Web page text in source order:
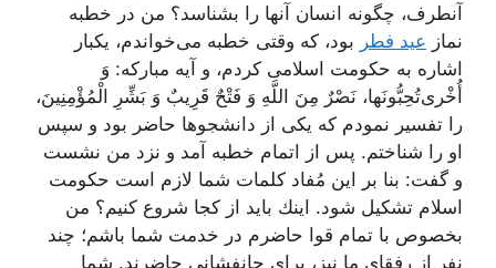
آنطرف، چگونه انسان آنها را بشناسد؟ من در خطبه
نماز عید فطر بود، كه وقتى خطبه مى‌خواندم، یكبار
اشاره به حكومت اسلامى كردم، و آیه مباركه: وَ
أُخْرى‌تُحِبُّونَها، نَصْرٌ مِنَ اللَّهِ وَ فَتْحٌ قَرِيبٌ وَ بَشِّرِ الْمُؤْمِنِينَ‌،
را تفسیر نمودم كه یكى از دانشجوها حاضر بود و سپس
او را شناختم. پس از اتمام خطبه آمد و نزد من نشست
و گفت: بنا بر این مُفاد كلمات شما لازم است حكومت
اسلام تشكیل شود. اینك باید از كجا شروع كنیم؟ من
بخصوص با تمام قوا حاضرم در خدمت شما باشم؛ چند
نفر از رفقاى ما نیز، براى جانفشانى حاضرند. شما